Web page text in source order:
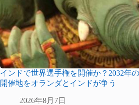
インドで世界選手権を開催か？2032年
開催地をオランダとインドが争う
2026年8月7日